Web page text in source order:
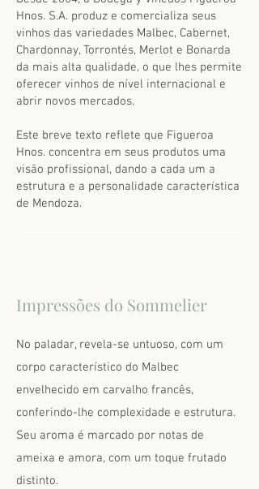
Hnos. S.A. produz e comercializa seus
vinhos das variedades Malbec, Cabernet,
Chardonnay, Torrontés, Merlot e Bonarda
da mais alta qualidade, o que lhes permite
oferecer vinhos de nível internacional e
abrir novos mercados.
Este breve texto reflete que Figueroa
Hnos. concentra em seus produtos uma
visão profissional, dando a cada um a
estrutura e a personalidade característica
de Mendoza.
Impressões do Sommelier
No paladar, revela-se untuoso, com um
corpo característico do Malbec
envelhecido em carvalho francês,
conferindo-lhe complexidade e estrutura.
Seu aroma é marcado por notas de
ameixa e amora, com um toque frutado
distinto.